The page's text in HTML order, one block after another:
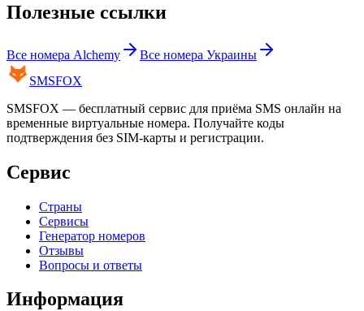
Полезные ссылки
Все номера Alchemy Все номера Украины
SMSFOX
SMSFOX — бесплатный сервис для приёма SMS онлайн на
временные виртуальные номера. Получайте коды
подтверждения без SIM-карты и регистрации.
Сервис
Страны
Сервисы
Генератор номеров
Отзывы
Вопросы и ответы
Информация